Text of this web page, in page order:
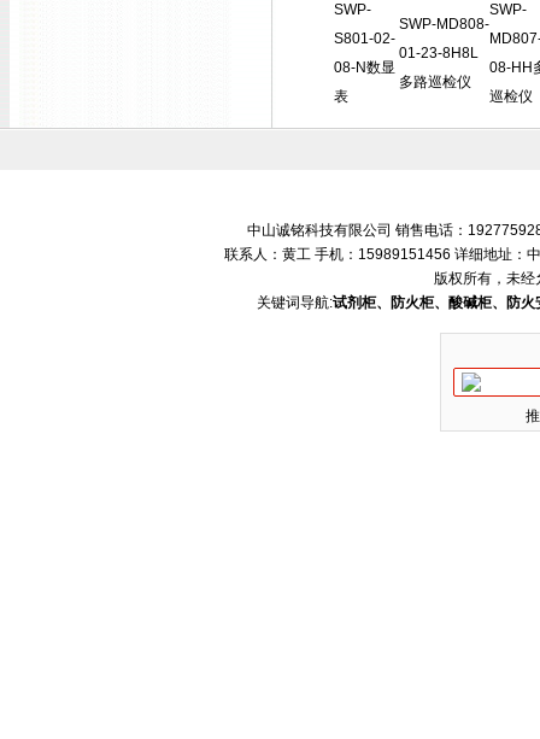
SWP-
S801-02-
08-N数显
表
SWP-MD808-
01-23-8H8L
多路巡检仪
SWP-
08-HH
巡检仪
中山诚铭科技有限公司 销售电话：
联系人：黄工 手机：15989151456 详细地址：
版权所有，未经
关键词导航:试剂柜、防火柜、酸碱柜、防